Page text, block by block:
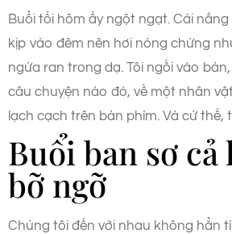
Buổi tối hôm ấy ngột ngạt. Cái
kịp vào đêm nên hơi nóng chừng
ngứa ran trong dạ. Tôi ngồi vào
câu chuyện nào đó, về một nhân
lạch cạch trên bàn phím. Và cứ thế,
Buổi ban sơ cả
bỡ ngỡ
Chúng tôi đến với nhau không hẳn